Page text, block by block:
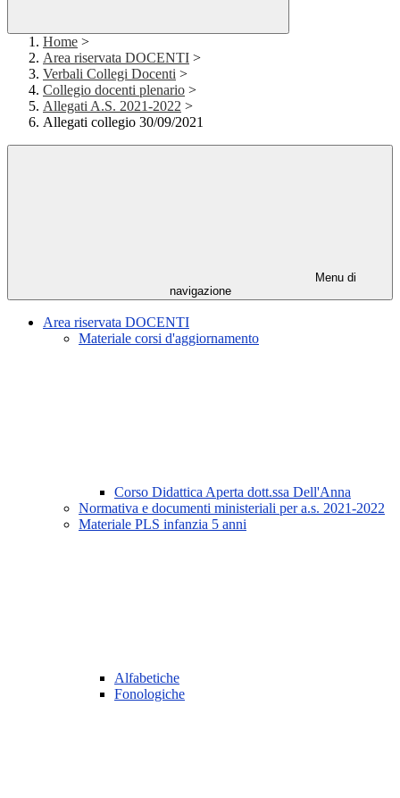
Home >
Area riservata DOCENTI >
Verbali Collegi Docenti >
Collegio docenti plenario >
Allegati A.S. 2021-2022 >
Allegati collegio 30/09/2021
Menu di
navigazione
Area riservata DOCENTI
Materiale corsi d'aggiornamento
Corso Didattica Aperta dott.ssa Dell'Anna
Normativa e documenti ministeriali per a.s. 2021-2022
Materiale PLS infanzia 5 anni
Alfabetiche
Fonologiche